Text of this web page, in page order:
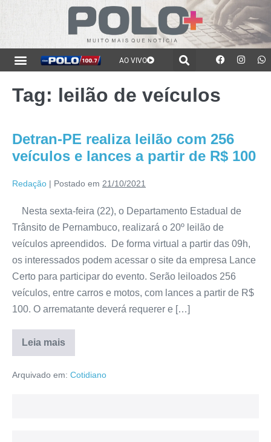
AO VIVO
Tag: leilão de veículos
Detran-PE realiza leilão com 256
veículos e lances a partir de R$ 100
Redação | Postado em 21/10/2021
Nesta sexta-feira (22), o Departamento Estadual de
Trânsito de Pernambuco, realizará o 20º leilão de
veículos apreendidos. De forma virtual a partir das 09h,
os interessados podem acessar o site da empresa Lance
Certo para participar do evento. Serão leiloados 256
veículos, entre carros e motos, com lances a partir de R$
100. O arrematante deverá requerer e […]
Leia mais
Arquivado em: Cotidiano